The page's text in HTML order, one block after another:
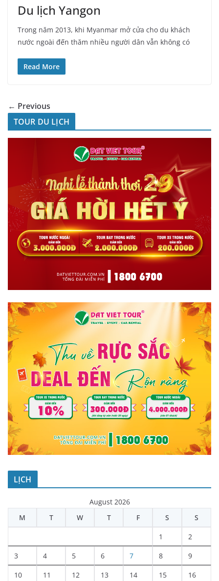
Du lịch Yangon
Trong năm 2013, khi Myanmar mở cửa cho du khách
nước ngoài đến thăm nhiều người dân vẫn không có
Read More
← Previous
TOUR DU LỊCH
LỊCH
August 2026
M
T W T F S S
1 2
3 4 5 6 7 8 9
10 11 12 13 14 15 16